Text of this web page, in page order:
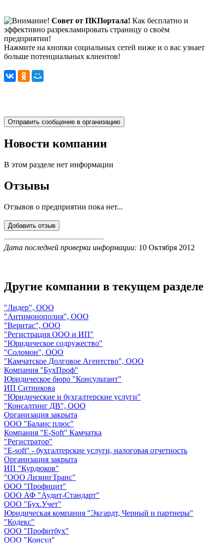
Совет от ПКПортала! Как бесплатно и
эффективно разрекламировать страницу о своём
предприятии!
Нажмите на кнопки социальных сетей ниже и о вас узнает
больше потенциальных клиентов!
Новости компании
В этом разделе нет информации
Отзывы
Отзывов о предприятии пока нет...
Дата последней проверки информации: 10 Октября 2012
Другие компании в текущем разделе
"Лидер", ООО
"Антимонополия", ООО
"Веритас", ООО
"Регистрация ООО и ИП"
"Юридическое содружество"
"Соломон", ООО
"Камчатское Долговое Агентство", ООО
Компания "БухПроф"
Юридическое бюро "Консультант"
ИП Ситникова
"Юридические и бухгалтерские услуги"
"Консалтинг ДВ", ООО
Организация закрыта
ООО "Баланс плюс"
Компания "E-Soft" Камчатка
"Регистратор"
"E-soft" - бухгалтерские услуги, налоговая отчетность
Организация закрыта
ИП "Курдюков"
"ООО ЛизингТранс"
ООО "Профицит"
ООО АФ "Аудит-Cтандарт"
ООО "Бух.Учет"
Юридическая компания "Экгардт, Черный и партнеры"
"Кодекс"
ООО "Профитбух"
ООО "Консул"